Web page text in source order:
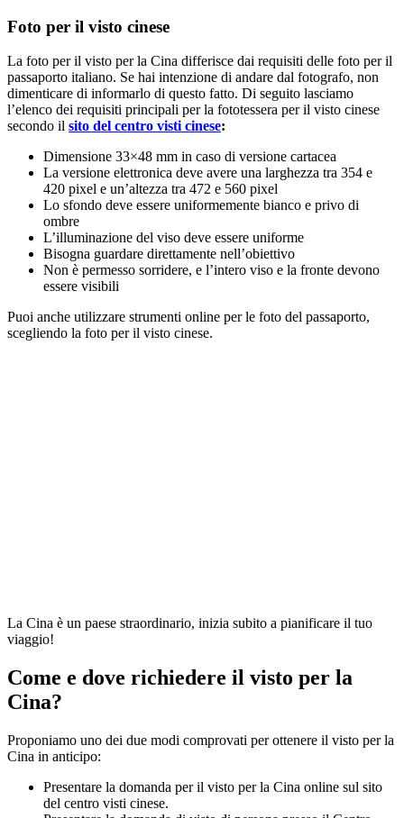
Foto per il visto cinese
La foto per il visto per la Cina differisce dai requisiti delle foto per il
passaporto italiano. Se hai intenzione di andare dal fotografo, non
dimenticare di informarlo di questo fatto. Di seguito lasciamo
l’elenco dei requisiti principali per la fototessera per il visto cinese
secondo il sito del centro visti cinese:
Dimensione 33×48 mm in caso di versione cartacea
La versione elettronica deve avere una larghezza tra 354 e
420 pixel e un’altezza tra 472 e 560 pixel
Lo sfondo deve essere uniformemente bianco e privo di
ombre
L’illuminazione del viso deve essere uniforme
Bisogna guardare direttamente nell’obiettivo
Non è permesso sorridere, e l’intero viso e la fronte devono
essere visibili
Puoi anche utilizzare strumenti online per le foto del passaporto,
scegliendo la foto per il visto cinese.
La Cina è un paese straordinario, inizia subito a pianificare il tuo
viaggio!
Come e dove richiedere il visto per la
Cina?
Proponiamo uno dei due modi comprovati per ottenere il visto per la
Cina in anticipo:
Presentare la domanda per il visto per la Cina online sul sito
del centro visti cinese.